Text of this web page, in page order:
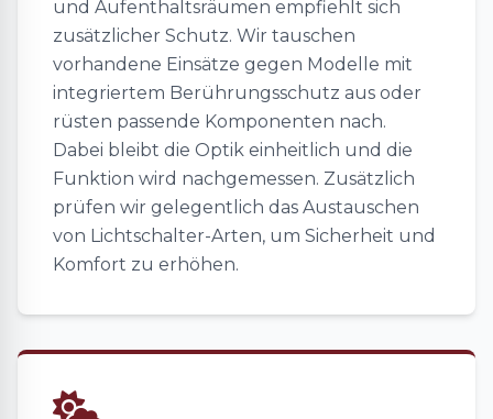
und Aufenthaltsräumen empfiehlt sich
zusätzlicher Schutz. Wir tauschen
vorhandene Einsätze gegen Modelle mit
integriertem Berührungsschutz aus oder
rüsten passende Komponenten nach.
Dabei bleibt die Optik einheitlich und die
Funktion wird nachgemessen. Zusätzlich
prüfen wir gelegentlich das Austauschen
von Lichtschalter-Arten, um Sicherheit und
Komfort zu erhöhen.